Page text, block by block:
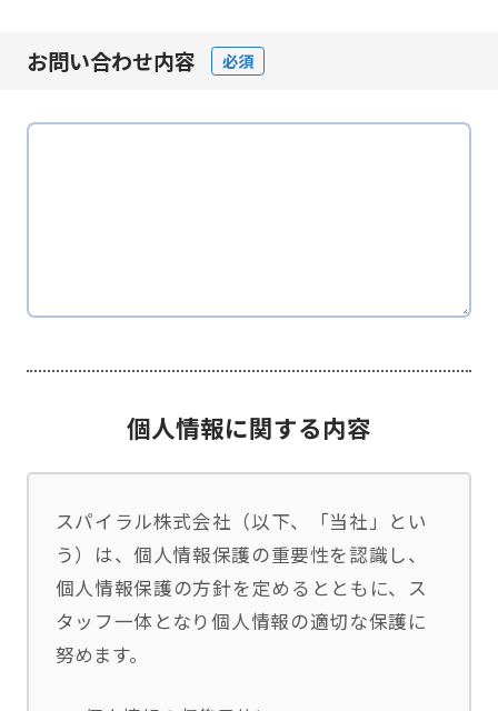
お問い合わせ内容 必須
個人情報に関する内容
スパイラル株式会社（以下、「当社」とい
う）は、個人情報保護の重要性を認識し、
個人情報保護の方針を定めるとともに、ス
タッフ一体となり個人情報の適切な保護に
努めます。